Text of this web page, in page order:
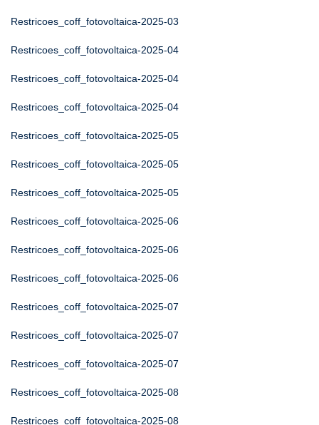
Restricoes_coff_fotovoltaica-2025-03
Restricoes_coff_fotovoltaica-2025-04
Restricoes_coff_fotovoltaica-2025-04
Restricoes_coff_fotovoltaica-2025-04
Restricoes_coff_fotovoltaica-2025-05
Restricoes_coff_fotovoltaica-2025-05
Restricoes_coff_fotovoltaica-2025-05
Restricoes_coff_fotovoltaica-2025-06
Restricoes_coff_fotovoltaica-2025-06
Restricoes_coff_fotovoltaica-2025-06
Restricoes_coff_fotovoltaica-2025-07
Restricoes_coff_fotovoltaica-2025-07
Restricoes_coff_fotovoltaica-2025-07
Restricoes_coff_fotovoltaica-2025-08
Restricoes_coff_fotovoltaica-2025-08